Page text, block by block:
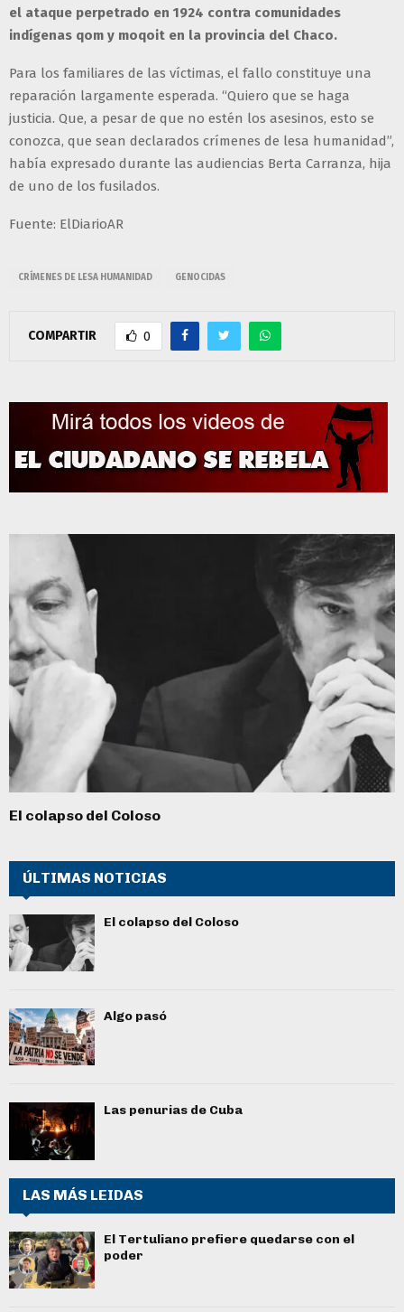
el ataque perpetrado en 1924 contra comunidades
indígenas qom y moqoit en la provincia del Chaco.
Para los familiares de las víctimas, el fallo constituye una
reparación largamente esperada. “Quiero que se haga
justicia. Que, a pesar de que no estén los asesinos, esto se
conozca, que sean declarados crímenes de lesa humanidad”,
había expresado durante las audiencias Berta Carranza, hija
de uno de los fusilados.
Fuente: ElDiarioAR
CRÍMENES DE LESA HUMANIDAD GENOCIDAS
COMPARTIR 0
El colapso del Coloso
ÚLTIMAS NOTICIAS
El colapso del Coloso
Algo pasó
Las penurias de Cuba
LAS MÁS LEIDAS
El Tertuliano prefiere quedarse con el
poder